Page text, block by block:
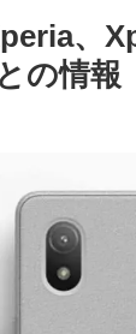
、
の情報